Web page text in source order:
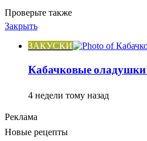
Проверьте также
Закрыть
ЗАКУСКИ
Кабачковые оладушки
4 недели тому назад
Реклама
Новые рецепты